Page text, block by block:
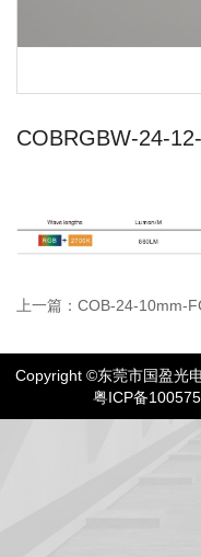
COBRGBW-24-
上一篇：COB-24-10mm-
Copyright ©东莞市国盈光
粤ICP备